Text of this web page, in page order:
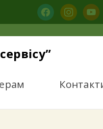
facebookinstagram